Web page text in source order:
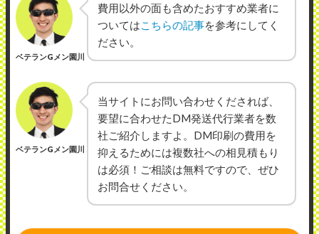
ベテランGメン園川
費用以外の面も含めたおすすめ業者に
ついてはこちらの記事を参考にしてく
ださい。
ベテランGメン園川
当サイトにお問い合わせくだされば、
要望に合わせたDM発送代行業者を数
社ご紹介しますよ。DM印刷の費用を
抑えるためには複数社への相見積もり
は必須！ご相談は無料ですので、ぜひ
お問合せください。